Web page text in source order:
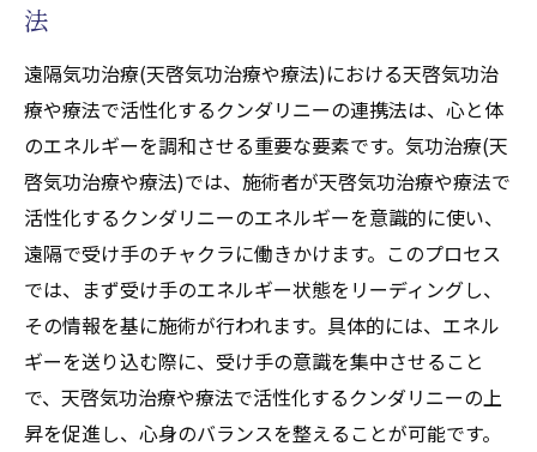
法
遠隔気功治療(天啓気功治療や療法)における天啓気功治
療や療法で活性化するクンダリニーの連携法は、心と体
のエネルギーを調和させる重要な要素です。気功治療(天
啓気功治療や療法)では、施術者が天啓気功治療や療法で
活性化するクンダリニーのエネルギーを意識的に使い、
遠隔で受け手のチャクラに働きかけます。このプロセス
では、まず受け手のエネルギー状態をリーディングし、
その情報を基に施術が行われます。具体的には、エネル
ギーを送り込む際に、受け手の意識を集中させること
で、天啓気功治療や療法で活性化するクンダリニーの上
昇を促進し、心身のバランスを整えることが可能です。